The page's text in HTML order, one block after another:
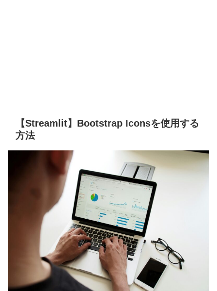
【Streamlit】Bootstrap Iconsを使用する
方法